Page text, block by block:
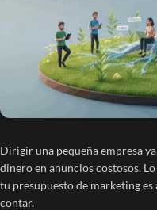
Dirigir una pequeña empresa
dinero en anuncios costosos.
tu presupuesto de marketing
contar.